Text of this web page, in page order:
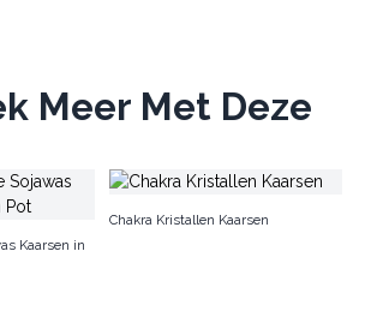
Meer Met Deze
Kaarsen in
Chakra Kristallen Kaarsen